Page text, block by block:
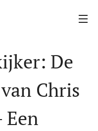
De
Chris
Een